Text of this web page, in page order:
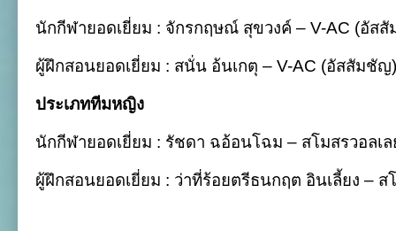
นักกีฬายอดเยี่ยม : จักรกฤษณ์ สุขวงค์ – V-AC (อัส
ผู้ฝึกสอนยอดเยี่ยม : สนั่น อ้นเกตุ – V-AC (อัสสัมชัญ)
ประเภททีมหญิง
นักกีฬายอดเยี่ยม : รัชดา ฉอ้อนโฉม – สโมสรวอลเ
ผู้ฝึกสอนยอดเยี่ยม : ว่าที่ร้อยตรีธนกฤต อินเลี้ยง –